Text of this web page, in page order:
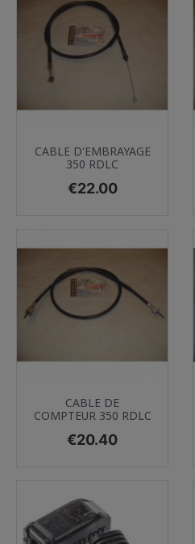
CABLE D'EMBRAYAGE
350 RDLC
Price
€22.00
CABLE DE
COMPTEUR 350 RDLC
Price
€20.40